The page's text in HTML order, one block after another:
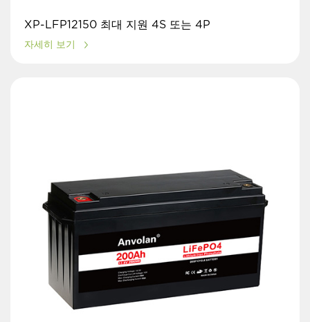
XP-LFP12150 최대 지원 4S 또는 4P
자세히 보기